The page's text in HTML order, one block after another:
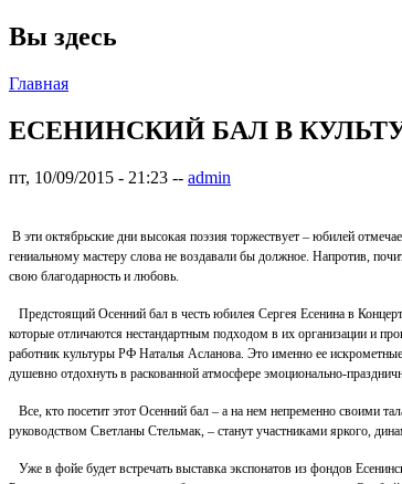
Вы здесь
Главная
ЕСЕНИНСКИЙ БАЛ В
пт, 10/09/2015 - 21:23 -- admin
В эти октябрьские дни высокая поэзия торжествует – юбилей
гениальному мастеру слова не воздавали бы должное. Напротив,
свою благодарность и любовь.
Предстоящий Осенний бал в честь юбилея Сергея Есенина в
которые отличаются нестандартным подходом в их организации и
работник культуры РФ Наталья Асланова. Это именно ее
душевно отдохнуть в раскованной атмосфере эмоционально-
Все, кто посетит этот Осенний бал – а на нем непременно своими
руководством Светланы Стельмак, – станут участниками яркого,
Уже в фойе будет встречать выставка экспонатов из фондов